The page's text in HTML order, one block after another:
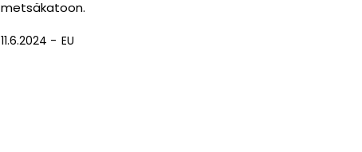
metsäkatoon.
11.6.2024 EU